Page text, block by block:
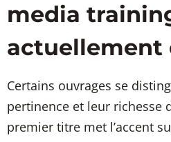
media
actuellement
Certains ouvrages se
pertinence et leur richesse
premier titre met l’accent